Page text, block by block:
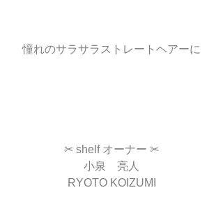
憧れのサラサラストレートヘアーに
✂︎ shelf オーナー ✂︎
小泉　亮人
RYOTO KOIZUMI